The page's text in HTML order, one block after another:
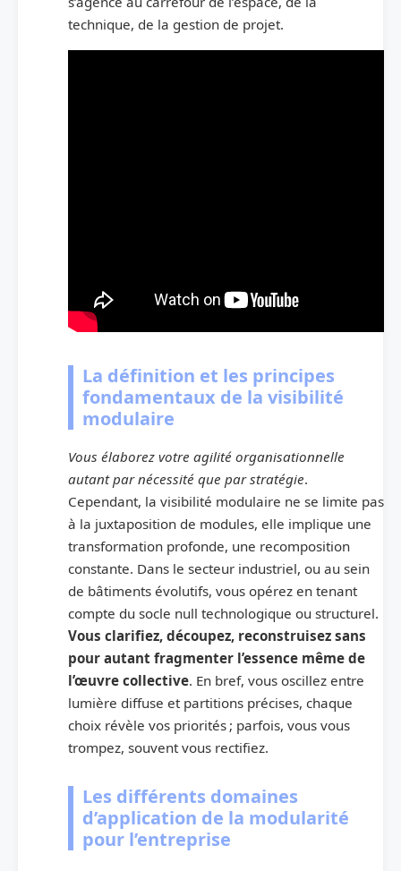
technique, de la gestion de projet.
La définition et les principes
fondamentaux de la visibilité
modulaire
Vous élaborez votre agilité organisationnelle
autant par nécessité que par stratégie.
Cependant, la visibilité modulaire ne se limite pas
à la juxtaposition de modules, elle implique une
transformation profonde, une recomposition
constante. Dans le secteur industriel, ou au sein
de bâtiments évolutifs, vous opérez en tenant
compte du socle null technologique ou structurel.
Vous clarifiez, découpez, reconstruisez sans
pour autant fragmenter l’essence même de
l’œuvre collective. En bref, vous oscillez entre
lumière diffuse et partitions précises, chaque
choix révèle vos priorités ; parfois, vous vous
trompez, souvent vous rectifiez.
Les différents domaines
d’application de la modularité
pour l’entreprise